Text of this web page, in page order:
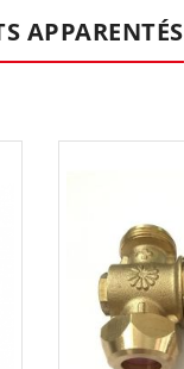
APPARENTÉS